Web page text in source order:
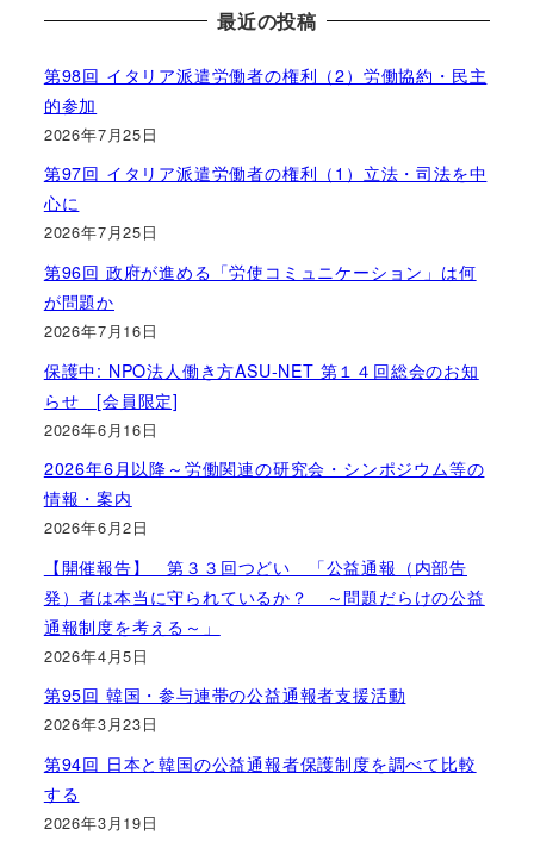
最近の投稿
第98回 イタリア派遣労働者の権利（2）労働協約・民主
的参加
2026年7月25日
第97回 イタリア派遣労働者の権利（1）立法・司法を中
心に
2026年7月25日
第96回 政府が進める「労使コミュニケーション」は何
が問題か
2026年7月16日
保護中: NPO法人働き方ASU-NET 第１４回総会のお知
らせ [会員限定]
2026年6月16日
2026年6月以降～労働関連の研究会・シンポジウム等の
情報・案内
2026年6月2日
【開催報告】 第３３回つどい 「公益通報（内部告
発）者は本当に守られているか？ ～問題だらけの公益
通報制度を考える～」
2026年4月5日
第95回 韓国・参与連帯の公益通報者支援活動
2026年3月23日
第94回 日本と韓国の公益通報者保護制度を調べて比較
する
2026年3月19日